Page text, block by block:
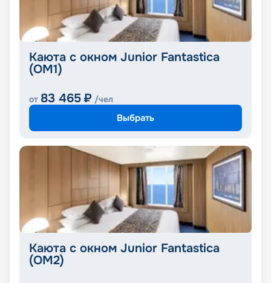
Каюта с окном Junior Fantastica
(OM1)
от 83 465 ₽ /чел
Выбрать
Каюта с окном Junior Fantastica
(OM2)